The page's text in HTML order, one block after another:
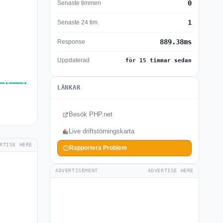
HERE
Senaste timmen 0
Senaste 24 tim. 1
Response 889.38ms
Uppdaterad för 15 timmar sedan
LÄNKAR
Besök PHP.net
Live driftstörningskarta
Rapportera Problem
ADVERTISEMENT ADVERTISE HERE